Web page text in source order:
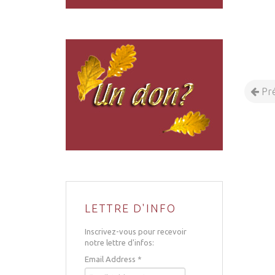
LETTRE D'INFO
Inscrivez-vous pour recevoir
notre lettre d'infos:
Email Address *